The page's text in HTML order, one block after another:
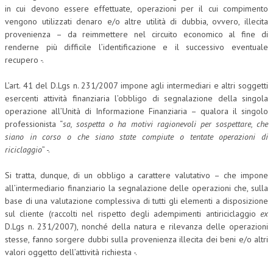
in cui devono essere effettuate, operazioni per il cui compimento
vengono utilizzati denaro e/o altre utilità di dubbia, ovvero, illecita
provenienza – da reimmettere nel circuito economico al fine di
renderne più difficile l’identificazione e il successivo eventuale
recupero -.
L’art. 41 del D.Lgs n. 231/2007 impone agli intermediari e altri soggetti
esercenti attività finanziaria l’obbligo di segnalazione della singola
operazione all’Unità di Informazione Finanziaria – qualora il singolo
professionista “sa, sospetta o ha motivi ragionevoli per sospettare, che
siano in corso o che siano state compiute o tentate operazioni di
riciclaggio” -.
Si tratta, dunque, di un obbligo a carattere valutativo – che impone
all’intermediario finanziario la segnalazione delle operazioni che, sulla
base di una valutazione complessiva di tutti gli elementi a disposizione
sul cliente (raccolti nel rispetto degli adempimenti antiriciclaggio ex
D.Lgs n. 231/2007), nonché della natura e rilevanza delle operazioni
stesse, fanno sorgere dubbi sulla provenienza illecita dei beni e/o altri
valori oggetto dell’attività richiesta -.